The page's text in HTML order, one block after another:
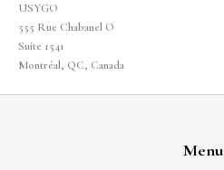
USYGO
555 Rue Chabanel O
Suite 1541
Montréal, QC, Canada
Menu